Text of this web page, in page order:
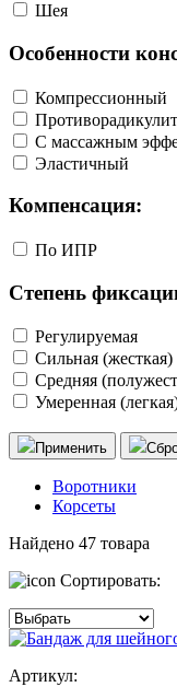
Шея
Особенности
Компрессионный
С массажным
Эластичный
Компенсация:
По ИПР
Степень
Регулируемая
Сильная (жесткая)
Средняя
Умеренная
Применить
Воротники
Корсеты
Найдено 47 товара
Сортировать:
Артикул: